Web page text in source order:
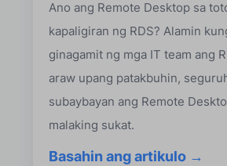
Ano ang Remote Desktop sa
kapaligiran ng RDS? Alamin
ginagamit ng mga IT team ang
araw upang patakbuhin,
subaybayan ang Remote
malaking sukat.
Basahin ang artikulo →